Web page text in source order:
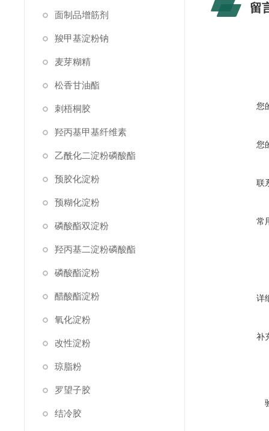
面制品增筋剂
羧甲基淀粉钠
麦芽糊精
松香甘油酯
刺梧桐胶
羟丙基甲基纤维素
乙酰化二淀粉磷酸酯
预胶化淀粉
预糊化淀粉
磷酸酯双淀粉
羟丙基二淀粉磷酸酯
磷酸酯淀粉
醋酸酯淀粉
氧化淀粉
改性淀粉
琼脂粉
罗望子胶
结冷胶
留
您
您
联
常
详
补